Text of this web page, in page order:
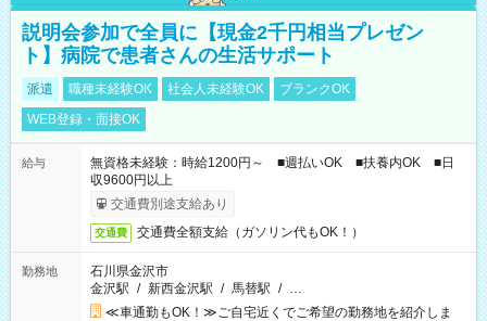
説明会参加で全員に【現金2千円相当プレゼン
ト】病院で患者さんの生活サポート
派遣 職種未経験OK 社会人未経験OK
ブランクOK
WEB登録・面接OK
給与
無資格未経験：時給1200円～ ■週払いOK ■扶養内OK ■日
収9600円以上
交通費別途支給あり
交通費 交通費全額支給（ガソリン代もOK！）
勤務地
石川県金沢市
金沢駅 / 新西金沢駅 / 馬替駅 / …
≪車通勤もOK！≫ご自宅近くでご希望の勤務地を紹介しま